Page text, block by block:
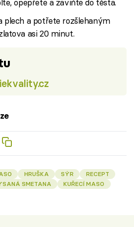
plech a potřete rozšlehaným
asi 20 minut.
HRUŠKA SÝR
RECEPT
SMETANA
KUŘECÍ MASO